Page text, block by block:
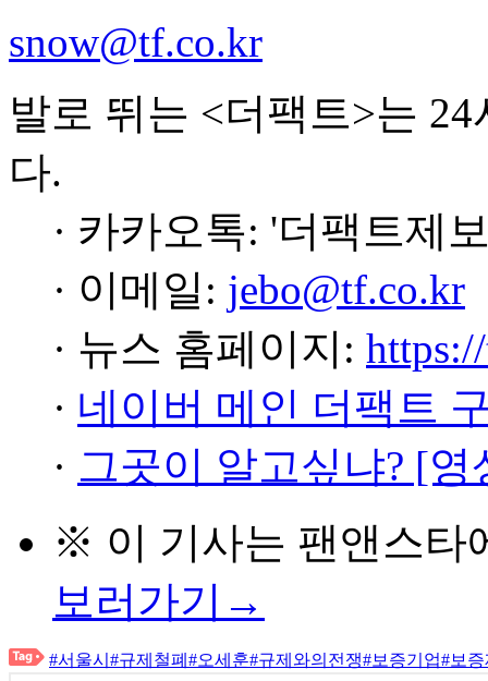
snow@tf.co.kr
발로 뛰는 <더팩트>는
다.
· 카카오톡: '더팩트제
· 이메일: jebo@tf.co.kr
· 뉴스 홈페이지:
· 네이버 메인 더팩트
· 그곳이 알고싶냐? [
※ 이 기사는 팬앤스타
보러가기→
#서울시 #규제철폐 #오세훈#규제와의전쟁#보증기업#보